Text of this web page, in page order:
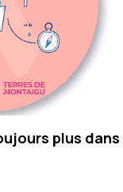
plus dans